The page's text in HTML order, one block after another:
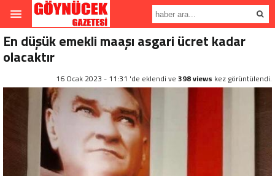
En düşük emekli maaşı asgari ücret kadar
olacaktır
16 Ocak 2023 - 11:31 'de eklendi ve 398 views kez görüntülendi.